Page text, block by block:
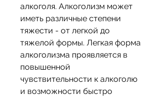
алкоголя. Алкоголизм может
иметь различные степени
тяжести - от легкой до
тяжелой формы. Легкая форма
алкоголизма проявляется в
повышенной
чувствительности к алкоголю
и возможности быстро